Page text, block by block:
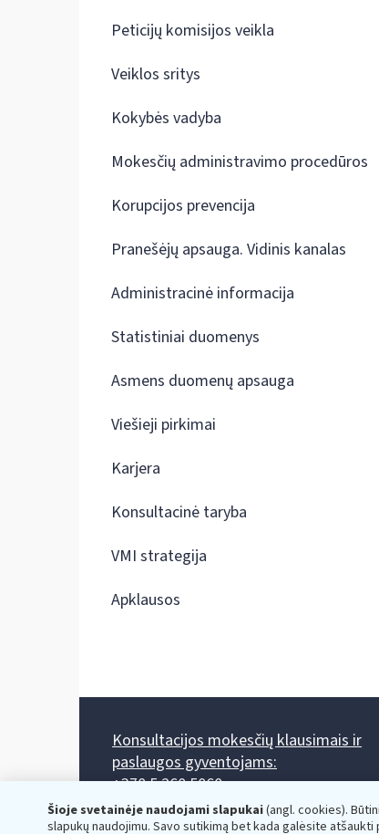
Šioje svetainėje naudojami slapukai(angl. cookies).
slapukų naudojimu. Savo sutikimą bet kada galėsite
Peticijų komisijos veikla
Veiklos sritys
Kokybės vadyba
Mokesčių administravimo procedūros
Korupcijos prevencija
Pranešėjų apsauga. Vidinis kanalas
Administracinė informacija
Statistiniai duomenys
Asmens duomenų apsauga
Viešieji pirkimai
Karjera
Konsultacinė taryba
VMI strategija
Apklausos
Konsultacijos mokesčių klausimais ir
paslaugos gyventojams:
+370 5 260 5060
Darbo laikas: I-IV 8.00-17.00, V 8.00-15.45.
Prieššventinę dieną - viena valanda trumpiau.